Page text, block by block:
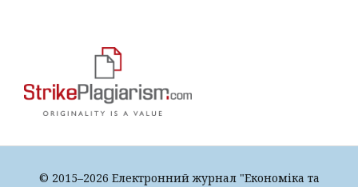
© 2015–2026 Електронний журнал "Економіка та